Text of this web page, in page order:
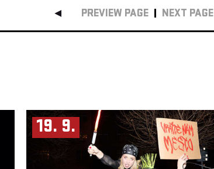
PREVIEW PAGE NEXT PAGE
19. 9.